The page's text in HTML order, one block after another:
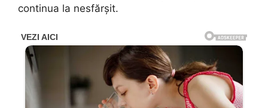
continua la nesfărșit.